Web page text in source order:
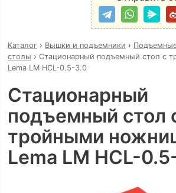
Каталог› Вышки и подъемники ›
столы › Стационарный подъемный стол с
Lema LM HCL-0.5-3.0
Стационарный
подъемный стол
тройными
Lema LM HCL-